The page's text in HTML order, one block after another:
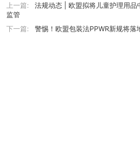
上一篇:
法规动态 | 欧盟拟将儿童护理用品
监管
下一篇:
警惕！欧盟包装法PPWR新规将落